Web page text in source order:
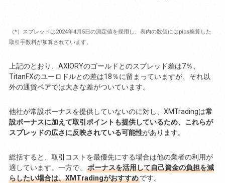
（*）スプレッドは2024年4月5日の測定値を採用し、表内の数値にはpips換算した
取引手数料が加算されています。
上記のとおり、AXIORYのゴールドとのスプレッド差は7％、
TitanFXのユーロドルとの差は18％に留まっていますが、それ以
外の通貨ペアでは大きな差がついています。
他社が常設ボーナスを提供していないのに対し、XMTradingは常
設ボーナスに加えて取引ポイントも提供しているため、これらが
スプレッドの広さに反映されている可能性があります。
総括すると、取引コストを最優先にする場合は他の業者の利用が
適しています。一方で、
ボーナスを活用して自己資金の負担を減
らしたい場合は、XMTradingがおすすめです。